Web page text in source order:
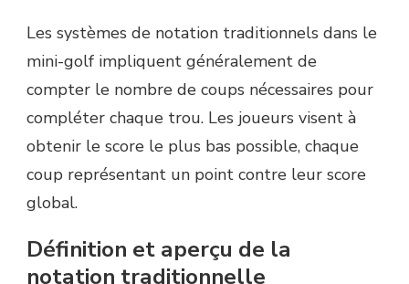
Les systèmes de notation traditionnels dans le
mini-golf impliquent généralement de
compter le nombre de coups nécessaires pour
compléter chaque trou. Les joueurs visent à
obtenir le score le plus bas possible, chaque
coup représentant un point contre leur score
global.
Définition et aperçu de la
notation traditionnelle